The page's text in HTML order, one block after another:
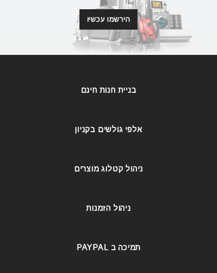
הירשמו עכשיו
בניית חנות חינם
אלפי גולשים בקניון
ניהול קטלוג מוצרים
ניהול הזמנות
תמיכה ב PAYPAL